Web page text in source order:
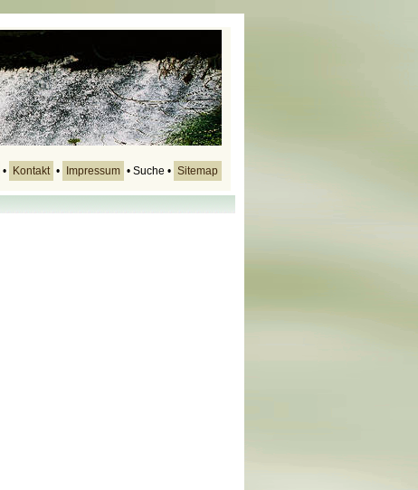
• Kontakt • Impressum • Suche • Sitemap